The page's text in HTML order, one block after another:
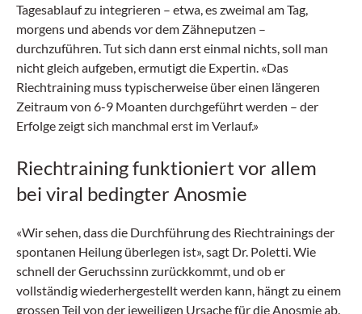
Tagesablauf zu integrieren – etwa, es zweimal am Tag,
morgens und abends vor dem Zähneputzen –
durchzuführen. Tut sich dann erst einmal nichts, soll man
nicht gleich aufgeben, ermutigt die Expertin. «Das
Riechtraining muss typischerweise über einen längeren
Zeitraum von 6-9 Moanten durchgeführt werden – der
Erfolge zeigt sich manchmal erst im Verlauf.»
Riechtraining funktioniert vor allem
bei viral bedingter Anosmie
«Wir sehen, dass die Durchführung des Riechtrainings der
spontanen Heilung überlegen ist», sagt Dr. Poletti. Wie
schnell der Geruchssinn zurückkommt, und ob er
vollständig wiederhergestellt werden kann, hängt zu einem
grossen Teil von der jeweiligen Ursache für die Anosmie ab.